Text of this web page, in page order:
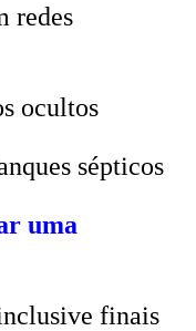
redes
ocultos
sépticos
uma
finais